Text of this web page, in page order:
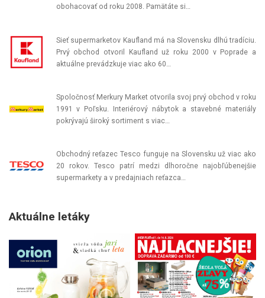
obohacovať od roku 2008. Pamätáte si…
Sieť supermarketov Kaufland má na Slovensku dlhú tradíciu.
Prvý obchod otvoril Kaufland už roku 2000 v Poprade a
aktuálne prevádzkuje viac ako 60…
Spoločnosť Merkury Market otvorila svoj prvý obchod v roku
1991 v Poľsku. Interiérový nábytok a stavebné materiály
pokrývajú široký sortiment s viac…
Obchodný reťazec Tesco funguje na Slovensku už viac ako
20 rokov. Tesco patrí medzi dlhoročne najobľúbenejšie
supermarkety a v predajniach reťazca…
Aktuálne letáky